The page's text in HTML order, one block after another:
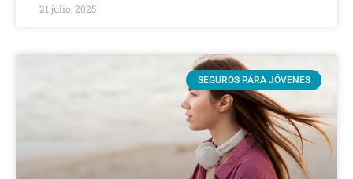
21 julio, 2025
SEGUROS PARA JÓVENES